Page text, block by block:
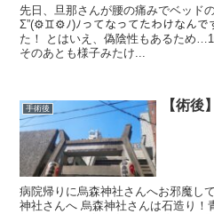
先日、旦那さんが腰の痛みでベッド
Σ”(⚙♊⚙ﾉ)ﾉってなってたわけなん
た！ とはいえ、偽陰性もあるため
そのあとも様子みたけ...
手術後 【術後
病院帰りに烏森神社さんへお邪魔し
神社さんへ 烏森神社さんは石造り！